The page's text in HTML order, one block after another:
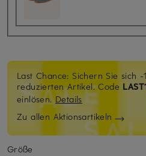
Last Chance: Sichern Sie sich
reduzierten Artikel. Code
einlösen.Details
Zu allen Aktionsartikeln
Größe